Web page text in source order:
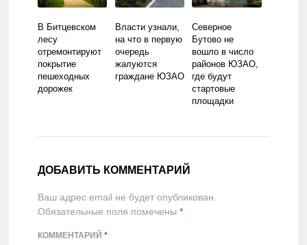
В Битцевском
лесу
отремонтируют
покрытие
пешеходных
дорожек
Власти узнали,
на что в первую
очередь
жалуются
граждане ЮЗАО
Северное
Бутово не
вошло в число
районов ЮЗАО,
где будут
стартовые
площадки
ДОБАВИТЬ КОММЕНТАРИЙ
Ваш адрес email не будет опубликован.
Обязательные поля помечены *
КОММЕНТАРИЙ *